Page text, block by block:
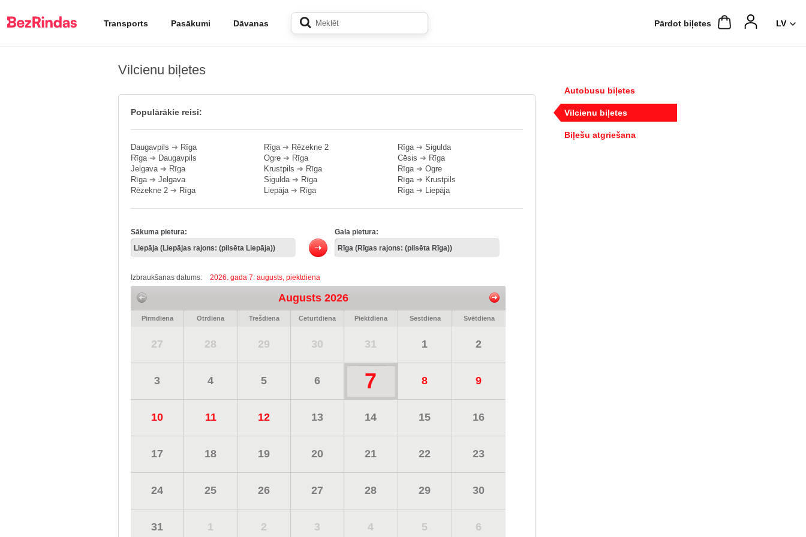
Transports Pasākumi Dāvanas Pārdot biļetes
Vilcienu biļetes
Populārākie reisi:
Daugavpils ➔ Rīga
Rīga➔ Daugavpils
Jelgava➔ Rīga
Rīga➔ Jelgava
Rēzekne 2 ➔ Rīga
Rīga➔ Rēzekne 2
Ogre ➔ Rīga
Krustpils ➔ Rīga
Sigulda➔ Rīga
Liepāja➔ Rīga
Rīga➔ Sigulda
Cēsis ➔ Rīga
Rīga➔ Ogre
Rīga➔ Krustpils
Rīga➔ Liepāja
Sākuma pietura: Gala pietura:
Izbraukšanas datums: 2026. gada 7. augusts, piektdiena
Augusts 2026
Pirmdiena Otrdiena Trešdiena Ceturtdiena Piektdiena Sestdiena Svētdiena
27 28 29 30 31 1 2
3 4 5 6 7 8 9
10 11 12 13 14 15 16
17 18 19 20 21 22 23
24 25 26 27 28 29 30
31 1 2 3 4 5 6
Autobusu biļetes
Vilcienu biļetes
Biļešu atgriešana